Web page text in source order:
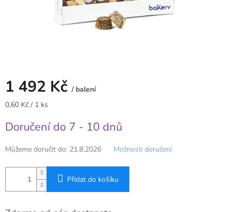
1 492 Kč / balení
Měrná
0,60 Kč / 1 ks
Doručení do 7 - 10 dnů
Můžeme doručit do: 21.8.2026 Možnosti doručení
Přidat do košíku